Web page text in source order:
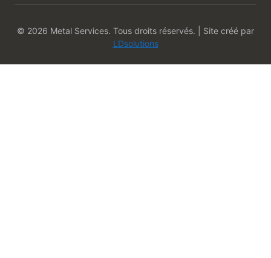
© 2026 Metal Services. Tous droits réservés. | Site créé par
LDsolutions